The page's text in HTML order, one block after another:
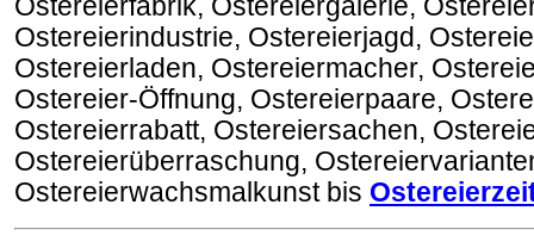
Ostereierfabrik, Ostereiergalerie,
Ostereierindustrie, Ostereierjagd,
Ostereierladen, Ostereiermacher,
Ostereier-Öffnung, Ostereierpaare,
Ostereierrabatt, Ostereiersachen,
Ostereierüberraschung,
Ostereierwachsmalkunst bis